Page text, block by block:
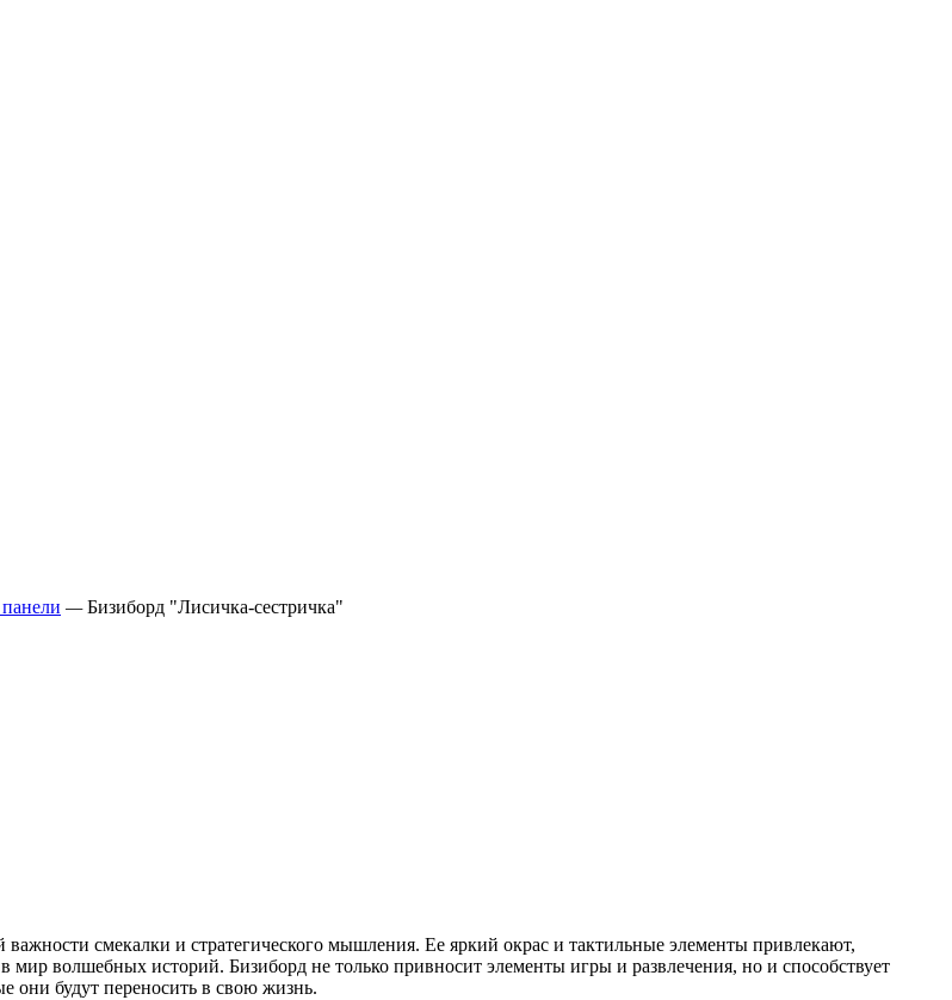
—Бизиборд "Лисичка-сестричка"
смекалки и стратегического мышления. Ее яркий окрас и тактильные элементы привлекают,
волшебных историй. Бизиборд не только привносит элементы игры и развлечения, но и способствует
они будут переносить в свою жизнь.